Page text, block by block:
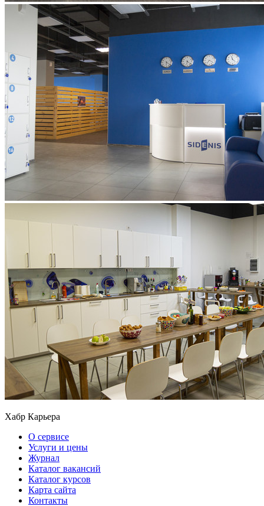
Хабр Карьера
О сервисе
Услуги и цены
Журнал
Каталог вакансий
Каталог курсов
Карта сайта
Контакты